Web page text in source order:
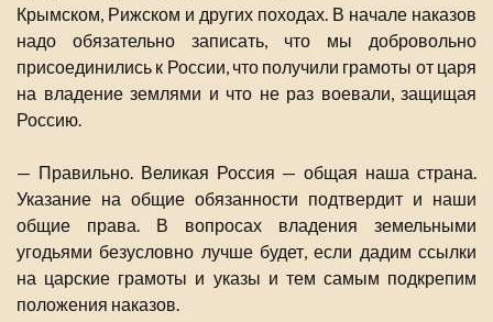
Крымском, Рижском и других походах. В начале наказов
надо обязательно записать, что мы добровольно
присоединились к России, что получили грамоты от царя
на владение землями и что не раз воевали, защищая
Россию.
— Правильно. Великая Россия — общая наша страна.
Указание на общие обязанности подтвердит и наши
общие права. В вопросах владения земельными
угодьями безусловно лучше будет, если дадим ссылки
на царские грамоты и указы и тем самым подкрепим
положения наказов.